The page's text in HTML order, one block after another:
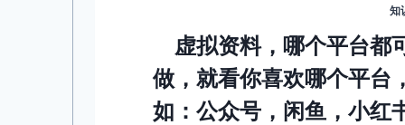
知
虚拟资料，哪个平台都
做，就看你喜欢哪个平台
如：公众号，闲鱼，小红